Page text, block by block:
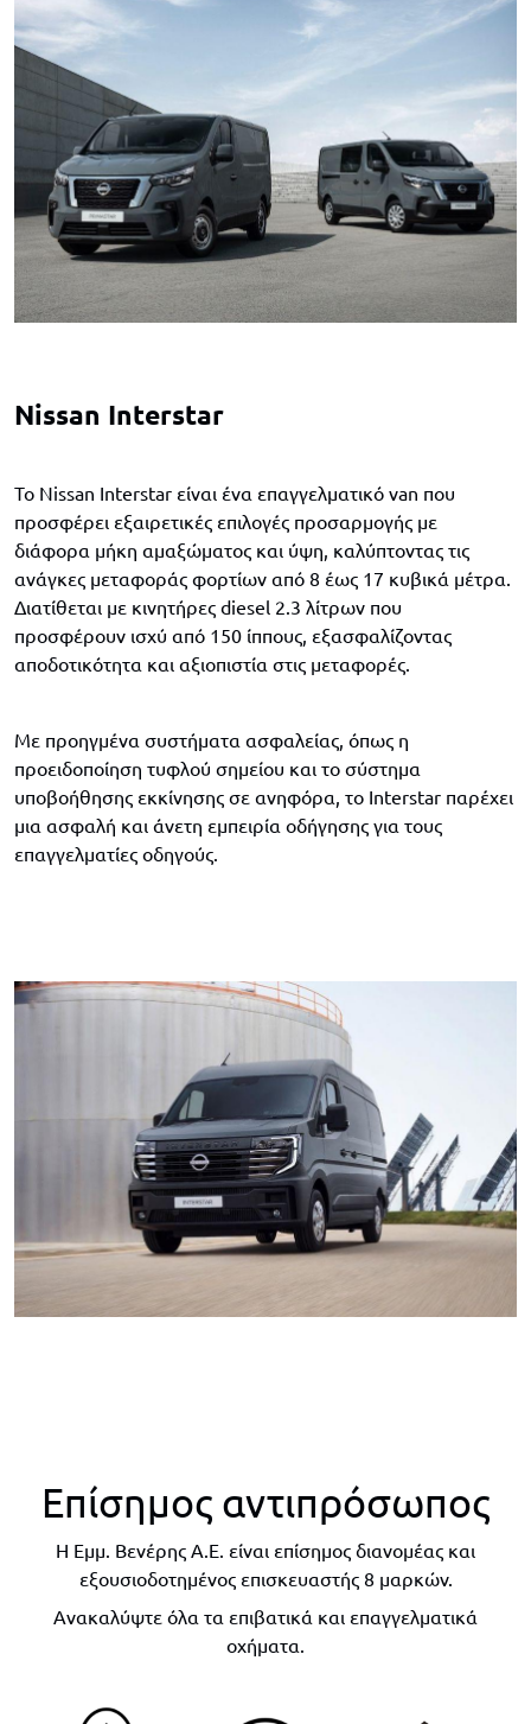
Nissan Interstar
Το Nissan Interstar είναι ένα επαγγελματικό van που
προσφέρει εξαιρετικές επιλογές προσαρμογής με
διάφορα μήκη αμαξώματος και ύψη, καλύπτοντας τις
ανάγκες μεταφοράς φορτίων από 8 έως 17 κυβικά μέτρα.
Διατίθεται με κινητήρες diesel 2.3 λίτρων που
προσφέρουν ισχύ από 150 ίππους, εξασφαλίζοντας
αποδοτικότητα και αξιοπιστία στις μεταφορές.
Με προηγμένα συστήματα ασφαλείας, όπως η
προειδοποίηση τυφλού σημείου και το σύστημα
υποβοήθησης εκκίνησης σε ανηφόρα, το Interstar παρέχει
μια ασφαλή και άνετη εμπειρία οδήγησης για τους
επαγγελματίες οδηγούς.
Επίσημος αντιπρόσωπος
Η Εμμ. Βενέρης Α.Ε. είναι επίσημος διανομέας και
εξουσιοδοτημένος επισκευαστής 8 μαρκών.
Ανακαλύψτε όλα τα επιβατικά και επαγγελματικά
οχήματα.